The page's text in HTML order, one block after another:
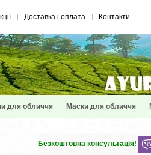
Доставка і оплата Контакти
для обличчя Маски для обличчя
Безкоштовна консультація!